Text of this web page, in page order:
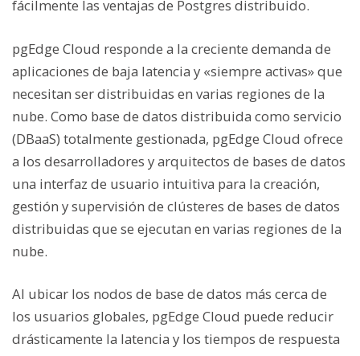
fácilmente las ventajas de Postgres distribuido.
pgEdge Cloud responde a la creciente demanda de
aplicaciones de baja latencia y «siempre activas» que
necesitan ser distribuidas en varias regiones de la
nube. Como base de datos distribuida como servicio
(DBaaS) totalmente gestionada, pgEdge Cloud ofrece
a los desarrolladores y arquitectos de bases de datos
una interfaz de usuario intuitiva para la creación,
gestión y supervisión de clústeres de bases de datos
distribuidas que se ejecutan en varias regiones de la
nube.
Al ubicar los nodos de base de datos más cerca de
los usuarios globales, pgEdge Cloud puede reducir
drásticamente la latencia y los tiempos de respuesta